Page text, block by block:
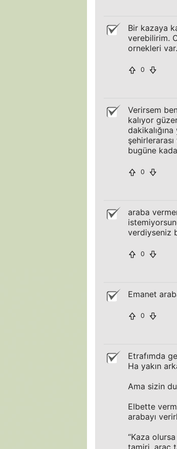
Bir kazaya
verebilirim.
ornekleri
0
Verirsem
kalıyor
bugüne
0
araba
verdiyseniz
0
Emanet
0
Etrafımda
Ha yakın
Ama sizin
Elbette
arabayı
“Kaza
tamiri, araç